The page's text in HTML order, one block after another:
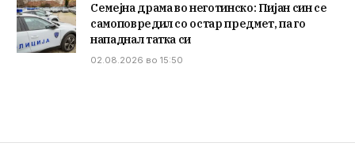
Семејна драма во неготинско: Пијан син се
самоповредил со остар предмет, па го
нападнал татка си
02.08.2026 во 15:50